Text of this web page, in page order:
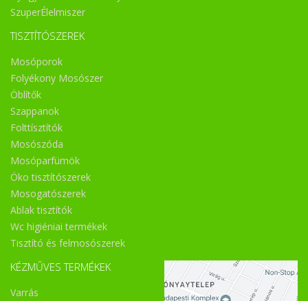
SzuperÉlelmiszer
TISZTÍTÓSZEREK
Mosóporok
Folyékony Mosószer
Öblítők
Szappanok
Folttísztítók
Mosószóda
Mosóparfümök
Öko tisztítószerek
Mosogatószerek
Ablak tisztítók
Wc higiéniai termékek
Tisztító és felmosószerek
KÉZMŰVES TERMÉKEK
Varrás